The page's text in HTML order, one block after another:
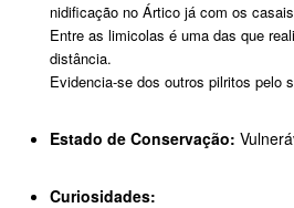
nidificação no Ártico já com os
Entre as limicolas é uma das que
distância.
Evidencia-se dos outros pilritos pelo
Estado de Conservação:
Curiosidades: